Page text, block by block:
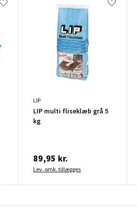
LIP
LIP multi fliseklæb grå 5
kg
89,95 kr.
Lev. omk. tillægges